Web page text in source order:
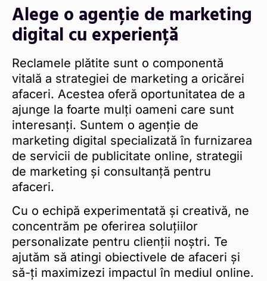
Alege o agenție de marketing
digital cu experiență
Reclamele plătite sunt o componentă
vitală a strategiei de marketing a oricărei
afaceri. Acestea oferă oportunitatea de a
ajunge la foarte mulți oameni care sunt
interesanți. Suntem o agenție de
marketing digital specializată în furnizarea
de servicii de publicitate online, strategii
de marketing și consultanță pentru
afaceri.
Cu o echipă experimentată și creativă, ne
concentrăm pe oferirea soluțiilor
personalizate pentru clienții noștri. Te
ajutăm să atingi obiectivele de afaceri și
să-ți maximizezi impactul în mediul online.